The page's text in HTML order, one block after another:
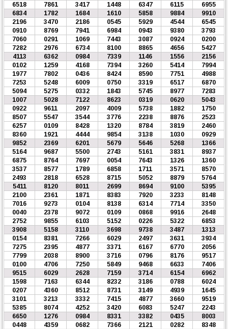
6518
7861 3417 1448 6347 6115
6955
6834
1782 1684 1610 5858 9884
9910
2196
3470 2186 0545 5929 4544
6545
0910
8769 7941 6984 0943 9380
3793
7060
0291 1069 7443 3087 0924
0200
7282
2976 6734 8100 8865 4656
5427
4113
6362 0984 7339 1146 1556
2156
0102
1259 4168 7394 3260 5414
7994
1977
7802 0436 8424 8590 7751
4988
7253
5248 6009 0750 3319 6517
6870
5094
5275 0332 1843 5745 8977
7283
1007
5028 7122 8623 0319 0620
5043
0922
9611 2097 4009 5738 1882
1750
8507
5547 3544 3776 2238 8876
2523
6257
0109 8428 1320 8784 3819
2460
8360
1921 4444 9854 3138 1030
0929
9852
2369 6201 5679 5646 5268
1366
5164
9687 5500 2743 5161 3831
8937
6875
8764 7697 0054 7643 1326
1360
3537
8577 1789 6858 1711 3571
8570
2493
2818 6528 8715 5052 8879
5764
5411
8120 8011 2699 8694 9100
5395
2100
2361 1871 8383 7920 3233
8148
7016
9273 0104 8138 6314 7714
3350
0040
2378 9072 0109 0868 9916
2648
2752
9855 6103 5152 0226 5322
6853
3908
5158 3110 3698 9738 3487
1313
0154
8381 7266 6029 2497 3631
3934
7275
2395 4877 3371 6167 6770
2056
7799
2038 8900 3716 0796 8176
9517
0100
4706 7250 5849 9468 6633
7406
9515
6029 2628 7159 3714 6154
6962
1598
7163 6344 8232 3186 0788
6024
0207
4360 8512 8731 3149 4939
1645
3101
3213 3332 7415 4877 3660
9519
5385
8074 4252 3420 6083 5247
2243
6650
1276 0984 8331 3382 0435
8003
0448
4359 0682 7366 2121 0282
8348